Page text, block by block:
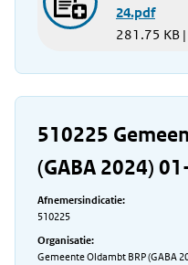
24.pdf
281.75 KB |
510225
(GABA 2024)
Afnemersindicatie:
510225
Organisatie:
Gemeente Oldambt BRP (GABA